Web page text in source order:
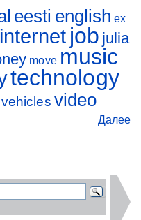
eesti english ex
internet job julia
move music
technology
vehicles video
Далее